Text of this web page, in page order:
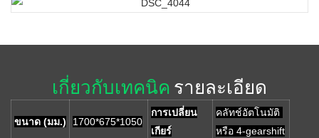
เกี่ยวกับเทคนิค รายละเอียด
ขนาด (มม.) 1700*675*1050
การเปลี่ยน
เกียร์
คลัทช์อัตโนมัติ
หรือ 4-gearshift